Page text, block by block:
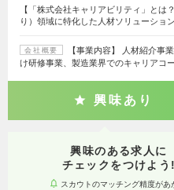
【「株式会社キャリアビリティ」とは
り）領域に特化した人材ソリューショ
会社概要
【事業内容】 人材紹介事
け研修事業、製造業界でのキャリアコ
興味あり
興味のある求人に
チェックをつけよう!
スカウトのマッチング精度があ